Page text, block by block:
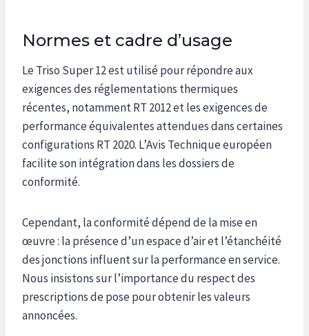
Normes et cadre d’usage
Le Triso Super 12 est utilisé pour répondre aux
exigences des réglementations thermiques
récentes, notamment RT 2012 et les exigences de
performance équivalentes attendues dans certaines
configurations RT 2020. L’Avis Technique européen
facilite son intégration dans les dossiers de
conformité.
Cependant, la conformité dépend de la mise en
œuvre : la présence d’un espace d’air et l’étanchéité
des jonctions influent sur la performance en service.
Nous insistons sur l’importance du respect des
prescriptions de pose pour obtenir les valeurs
annoncées.